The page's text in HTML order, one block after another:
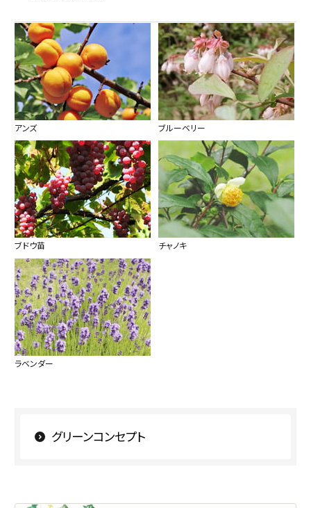
アンズ ブルーベリー
ブドウ苗 チャノキ
ラベンダー
グリーンコンセプト